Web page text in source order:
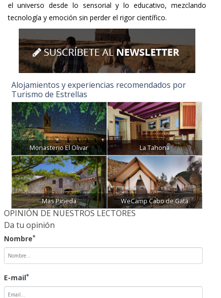
el universo desde lo sensorial y lo educativo, mezclando
tecnología y emoción sin perder el rigor científico.
Alojamientos y experiencias recomendados por
Turismo de Estrellas
Monasterio El Olivar La Tahona
Mas Pineda WeCamp Cabo de Gata
OPINIÓN DE NUESTROS LECTORES
Da tu opinión
Nombre*
E-mail*